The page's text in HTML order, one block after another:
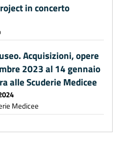
in concerto
Acquisizioni, opere
2023 al 14 gennaio
alle Scuderie Medicee
Medicee